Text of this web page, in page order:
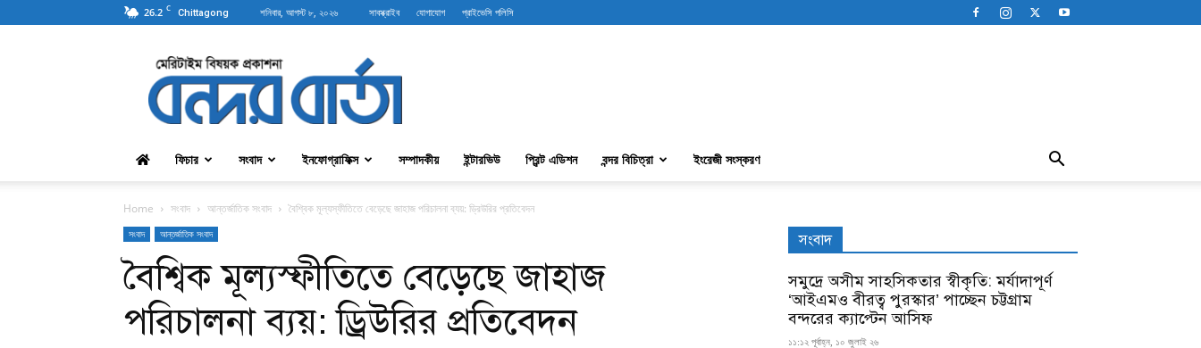
26.2 C Chittagong শনিবার, আগস্ট ৮, ২০২৬ সাবস্ক্রাইব যোগাযোগ প্রাইভেসি পলিসি
বন্দরবার্তা
ফিচার সংবাদ ইনফোগ্রাফিক্স সম্পাদকীয় ইন্টারভিউ প্রিন্ট এডিশন বন্দর বিচিত্রা ইংরেজী সংস্করণ
Home সংবাদ আন্তর্জাতিক সংবাদ বৈশ্বিক মূল্যস্ফীতিতে বেড়েছে জাহাজ পরিচালনা ব্যয়: ড্রিউরির প্রতিবেদন
সংবাদ আন্তর্জাতিক সংবাদ
বৈশ্বিক মূল্যস্ফীতিতে বেড়েছে জাহাজ
পরিচালনা ব্যয়: ড্রিউরির প্রতিবেদন
সংবাদ
সমুদ্রে অসীম সাহসিকতার স্বীকৃতি: মর্যাদাপূর্ণ
‘আইএমও বীরত্ব পুরস্কার’ পাচ্ছেন চট্টগ্রাম
বন্দরের ক্যাপ্টেন আসিফ
১১:১২ পূর্বাহ্ন, ১০ জুলাই ২৬